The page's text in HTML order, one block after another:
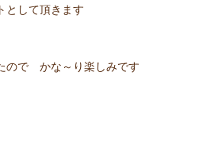
として頂きます
ので かな～り楽しみです